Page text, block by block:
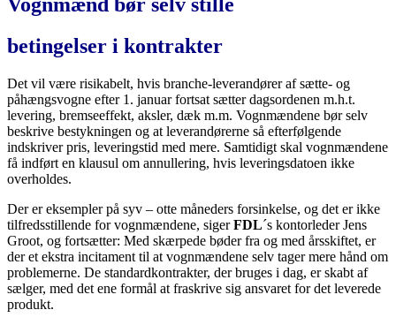
betingelser i kontrakter
Det vil være risikabelt, hvis branche-leverandører af sætte- og
påhængsvogne efter 1. januar fortsat sætter dagsordenen m.h.t.
levering, bremseeffekt, aksler, dæk m.m. Vognmændene bør selv
beskrive bestykningen og at leverandørerne så efterfølgende
indskriver pris, leveringstid med mere. Samtidigt skal vognmændene
få indført en klausul om annullering, hvis leveringsdatoen ikke
overholdes.
Der er eksempler på syv – otte måneders forsinkelse, og det er ikke
tilfredsstillende for vognmændene, sigerFDL´s kontorleder Jens
Groot, og fortsætter: Med skærpede bøder fra og med årsskiftet, er
der et ekstra incitament til at vognmændene selv tager mere hånd om
problemerne. De standardkontrakter, der bruges i dag, er skabt af
sælger, med det ene formål at fraskrive sig ansvaret for det leverede
produkt.